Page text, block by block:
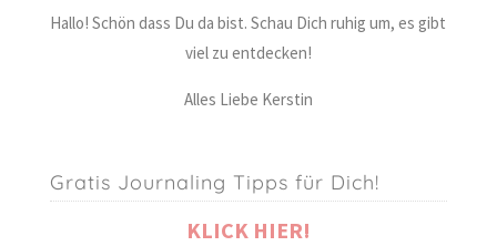
Hallo! Schön dass Du da bist. Schau Dich ruhig um, es gibt
viel zu entdecken!
Alles Liebe Kerstin
Gratis Journaling Tipps für Dich!
KLICK HIER!